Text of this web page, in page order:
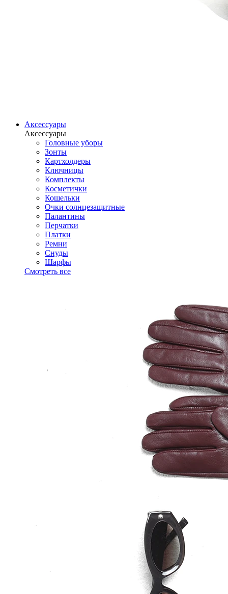
Аксессуары
Аксессуары
Головные уборы
Зонты
Картхолдеры
Ключницы
Комплекты
Косметички
Кошельки
Очки солнцезащитные
Палантины
Перчатки
Платки
Ремни
Снуды
Шарфы
Смотреть все